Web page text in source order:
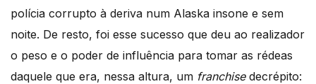
polícia corrupto à deriva num Alaska insone e sem
noite. De resto, foi esse sucesso que deu ao realizador
o peso e o poder de influência para tomar as rédeas
daquele que era, nessa altura, um franchisedecrépito: